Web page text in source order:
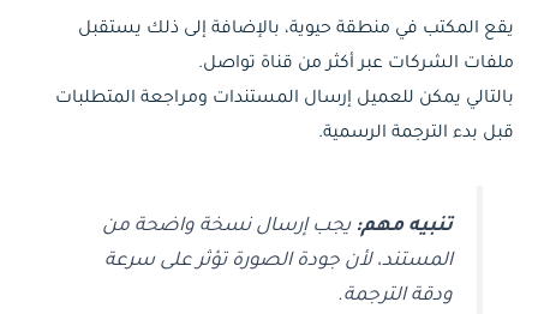
يقع المكتب في منطقة حيوية، بالإضافة إلى ذلك يستقبل
ملفات الشركات عبر أكثر من قناة تواصل.
بالتالي يمكن للعميل إرسال المستندات ومراجعة المتطلبات
قبل بدء الترجمة الرسمية.
تنبيه مهم: يجب إرسال نسخة واضحة من
المستند، لأن جودة الصورة تؤثر على سرعة
ودقة الترجمة.